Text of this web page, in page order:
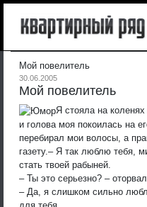
Мой повелитель
30.06.2005
Мой повелитель
Я стояла на
и голова моя покоилась на
перебирал мои волосы, а
газету. – Я так люблю тебя,
стать твоей рабыней.
– Ты это серьезно? –
– Да, я слишком сильно